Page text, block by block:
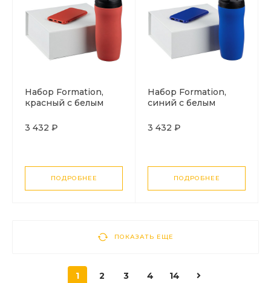
Набор Formation,
красный с белым
3 432 ₽
ПОДРОБНЕЕ
Набор Formation,
синий с белым
3 432 ₽
ПОДРОБНЕЕ
ПОКАЗАТЬ ЕЩЕ
1 2 3 4 14